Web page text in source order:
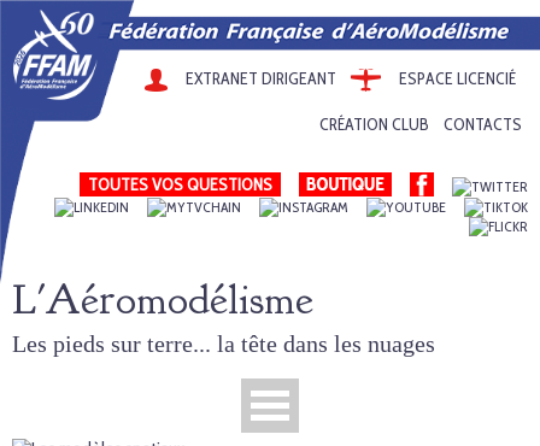
EXTRANET DIRIGEANT ESPACE LICENCIÉ
CRÉATION CLUB CONTACTS
TOUTES VOS QUESTIONS
L'Aéromodélisme
Les pieds sur terre... la tête dans les nuages